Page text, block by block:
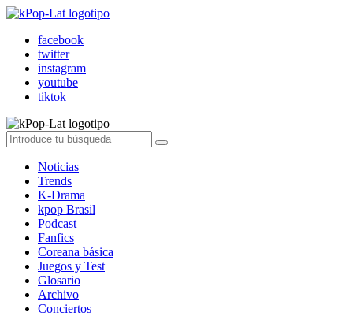
facebook
twitter
instagram
youtube
tiktok
Noticias
Trends
K-Drama
kpop Brasil
Podcast
Fanfics
Coreana básica
Juegos y Test
Glosario
Archivo
Conciertos